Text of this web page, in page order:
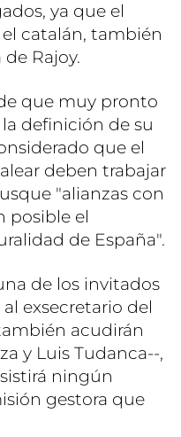
ya que el
catalán, también
Rajoy.
que muy pronto
definición de su
que el
deben trabajar
"alianzas con
posible el
de España".
de los invitados
exsecretario del
acudirán
y Luis Tudanca--,
ningún
gestora que